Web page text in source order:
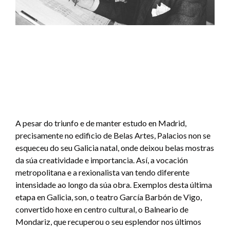
A pesar do triunfo e de manter estudo en Madrid,
precisamente no edificio de Belas Artes, Palacios non se
esqueceu do seu Galicia natal, onde deixou belas mostras
da súa creatividade e importancia. Así, a vocación
metropolitana e a rexionalista van tendo diferente
intensidade ao longo da súa obra. Exemplos desta última
etapa en Galicia, son, o teatro García Barbón de Vigo,
convertido hoxe en centro cultural, o Balneario de
Mondariz, que recuperou o seu esplendor nos últimos